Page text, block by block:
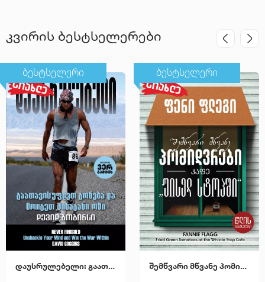
კვირის ბესტსელერები
ბესტსელერი
დაუსრულებელი: გაათავისუფლეთ გონება და მოიგეთ შინაგანი ომი
ბესტსელერი
შემწვარი მწვანე პომიდვრები კაფე "უისელ სტოპში"